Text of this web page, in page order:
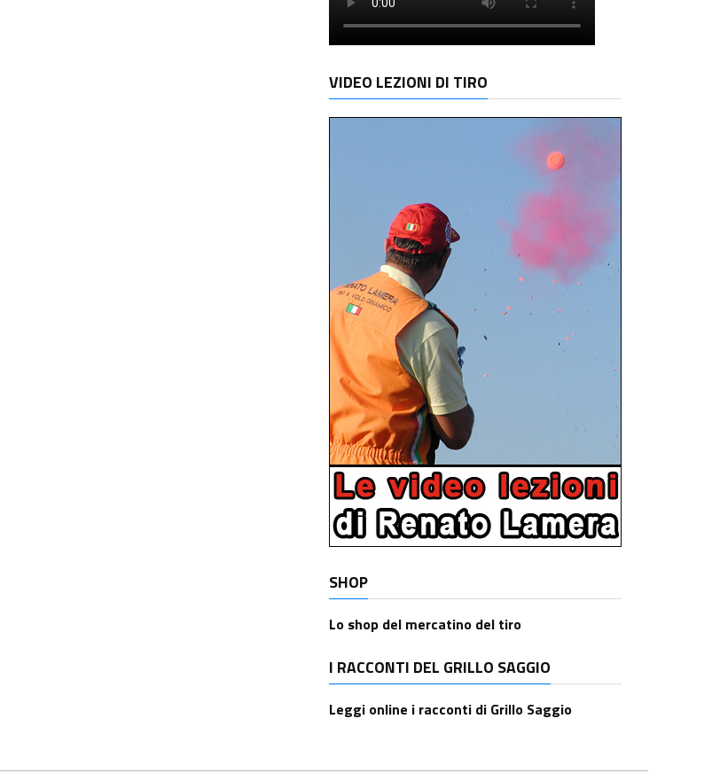
VIDEO LEZIONI DI TIRO
SHOP
Lo shop del mercatino del tiro
I RACCONTI DEL GRILLO SAGGIO
Leggi online i racconti di Grillo Saggio